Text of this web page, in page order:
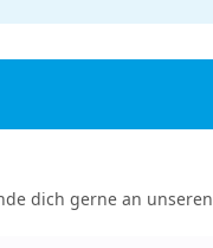
dich gerne an unseren